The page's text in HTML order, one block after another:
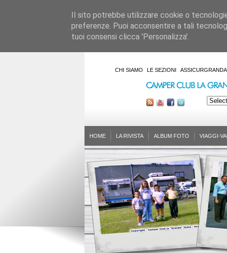
CHI SIAMO LE SEZIONI ASSICURGRANDA
HOME LA RIVISTA ALBUM FOTO VIAGGI-
Il sito potrebbe utilizzare cookie o
preferenze. Puoi acconsentire a tali
tuoi consensi clicca 'Personalizza'.